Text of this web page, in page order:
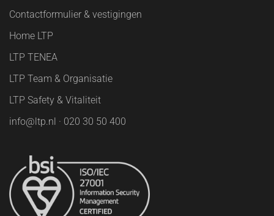
Contactformulier & vestigingen
Home LTP
LTP TENEA
LTP Team & Organisatie
LTP Safety & Vitaliteit
info@ltp.nl · 020 30 50 400